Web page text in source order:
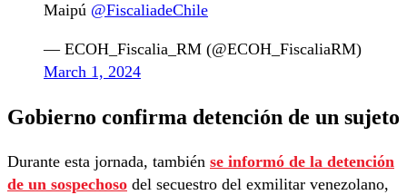
Maipú @FiscaliadeChile
— ECOH_Fiscalia_RM (@ECOH_FiscaliaRM)
March 1, 2024
Gobierno confirma detención de un sujeto
Durante esta jornada, también se informó de la detención
de un sospechoso del secuestro del exmilitar venezolano,